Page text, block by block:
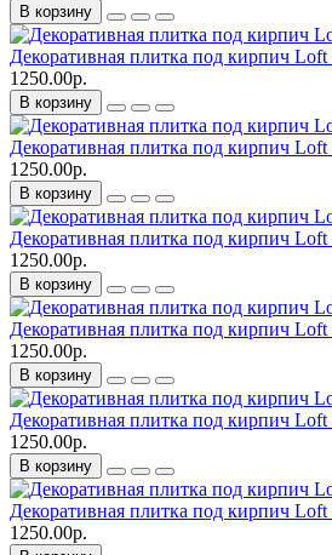
В корзину
Декоративная плитка под кирпич Loft
1250.00р.
В корзину
Декоративная плитка под кирпич Loft
1250.00р.
В корзину
Декоративная плитка под кирпич Loft
1250.00р.
В корзину
Декоративная плитка под кирпич Loft
1250.00р.
В корзину
Декоративная плитка под кирпич Loft
1250.00р.
В корзину
Декоративная плитка под кирпич Loft
1250.00р.